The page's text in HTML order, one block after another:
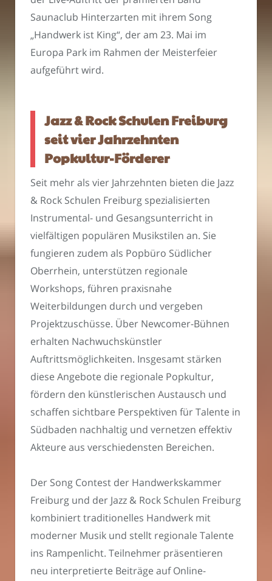
Saunaclub Hinterzarten mit ihrem Song
„Handwerk ist King“, der am 23. Mai im
Europa Park im Rahmen der Meisterfeier
aufgeführt wird.
Jazz & Rock Schulen Freiburg
seit vier Jahrzehnten
Popkultur-Förderer
Seit mehr als vier Jahrzehnten bieten die Jazz
& Rock Schulen Freiburg spezialisierten
Instrumental- und Gesangsunterricht in
vielfältigen populären Musikstilen an. Sie
fungieren zudem als Popbüro Südlicher
Oberrhein, unterstützen regionale
Workshops, führen praxisnahe
Weiterbildungen durch und vergeben
Projektzuschüsse. Über Newcomer-Bühnen
erhalten Nachwuchskünstler
Auftrittsmöglichkeiten. Insgesamt stärken
diese Angebote die regionale Popkultur,
fördern den künstlerischen Austausch und
schaffen sichtbare Perspektiven für Talente in
Südbaden nachhaltig und vernetzen effektiv
Akteure aus verschiedensten Bereichen.
Der Song Contest der Handwerkskammer
Freiburg und der Jazz & Rock Schulen Freiburg
kombiniert traditionelles Handwerk mit
moderner Musik und stellt regionale Talente
ins Rampenlicht. Teilnehmer präsentieren
neu interpretierte Beiträge auf Online-